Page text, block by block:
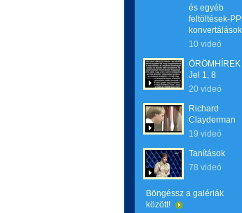
és egyéb
feltöltések-
10 videó
ÖRÖMHÍREK
Jel 1, 8
20 videó
Richard
Clayderman
19 videó
Tanítások
78 videó
Böngéssz a galériák
között!